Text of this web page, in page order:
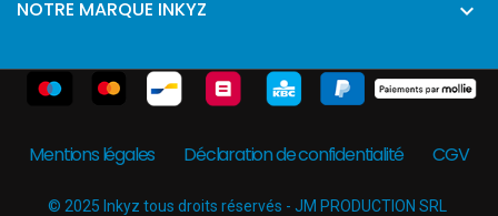
NOTRE MARQUE INKYZ 
Mentions légales Déclaration de confidentialité CGV
© 2025 Inkyz tous droits réservés - JM PRODUCTION SRL